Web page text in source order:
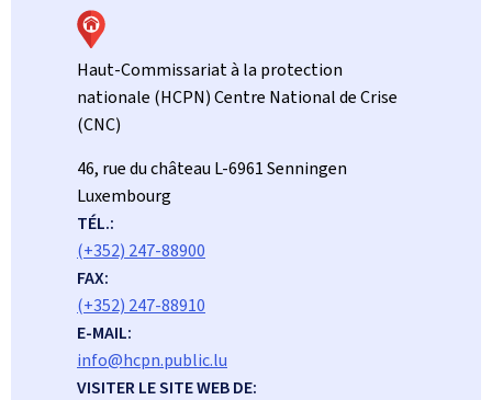
Haut-Commissariat à la protection
nationale (HCPN) Centre National de Crise
(CNC)
ADRESSE
:
46, rue du château L-6961Senningen
Luxembourg
TÉL.:
(+352) 247-88900
FAX:
(+352) 247-88910
E-MAIL:
info@hcpn.public.lu
VISITER LE SITE WEB DE: